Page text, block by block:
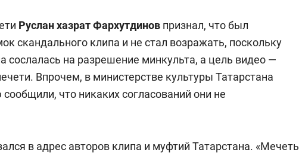
Руслан хазрат Фархутдинов признал, что был
скандального клипа и не стал возражать, поскольку
сослалась на разрешение минкульта, а цель видео —
Впрочем, в министерстве культуры Татарстана
что никаких согласований они не
в адрес авторов клипа и муфтий Татарстана. «Мечеть